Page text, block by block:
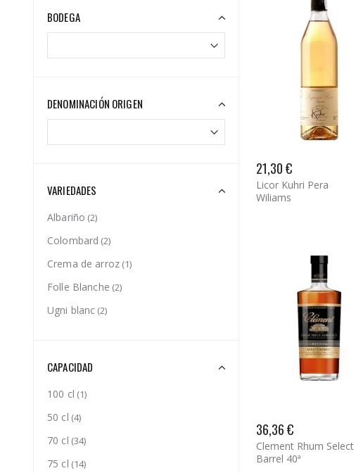
21,30 €
Licor Kuhri Pera
Wiliams
36,36 €
Clement Rhum Select
Barrel 40ª
BODEGA
DENOMINACIÓN ORIGEN
VARIEDADES
Albariño (2)
Colombard (2)
Crema de arroz(1)
Folle Blanche (2)
Ugni blanc (2)
CAPACIDAD
100 cl (1)
50 cl (4)
70 cl (34)
75 cl (14)